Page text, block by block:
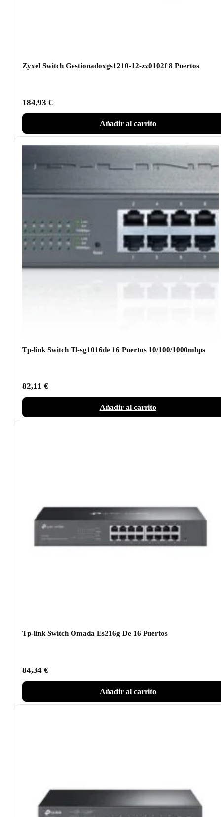
Zyxel Switch Gestionadoxgs1210-12-zz0102f 8 Puertos
184,93 €
Añadir al carrito
Tp-link Switch Tl-sg1016de 16 Puertos 10/100/1000mbps
82,11 €
Añadir al carrito
Tp-link Switch Omada Es216g De 16 Puertos
84,34 €
Añadir al carrito